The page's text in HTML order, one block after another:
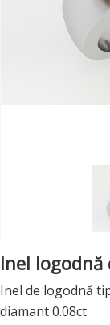
Inel
Inel de logodnă
diamant 0.08ct